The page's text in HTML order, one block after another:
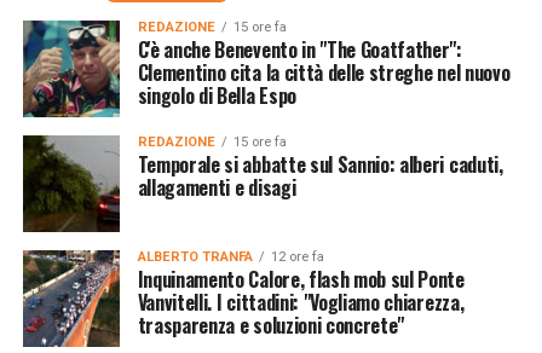
REDAZIONE 15 ore fa
C'è anche Benevento in "The Goatfather":
Clementino cita la città delle streghe nel nuovo
singolo di Bella Espo
REDAZIONE 15 ore fa
Temporale si abbatte sul Sannio: alberi caduti,
allagamenti e disagi
ALBERTO TRANFA 12 ore fa
Inquinamento Calore, flash mob sul Ponte
Vanvitelli. I cittadini: "Vogliamo chiarezza,
trasparenza e soluzioni concrete"